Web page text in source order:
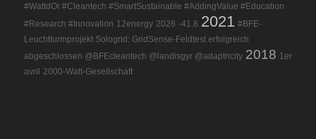
#WattdOr #Cleantech #SmartSustainable #AddingValue #Education
#Research #Innovation 12energy 2026 -41.8 2021 #BFE-
Leuchtturmprojekt Sologrid: GridSense-Feldtest erfolgreich
abgeschlossen @BFEcleantech @landisgyr @adaptricity 2018 1er
avril 2000-Watt-Gesellschaft